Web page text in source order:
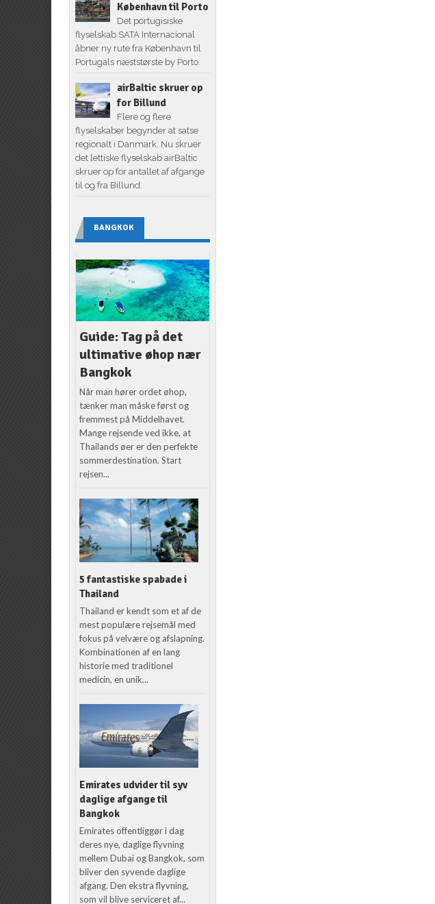
København til Porto
Det portugisiske
flyselskab SATA Internacional
åbner ny rute fra København til
Portugals næststørste by Porto.
airBaltic skruer op
for Billund
Flere og flere
flyselskaber begynder at satse
regionalt i Danmark. Nu skruer
det lettiske flyselskab airBaltic
skruer op for antallet af afgange
til og fra Billund.
BANGKOK
Guide: Tag på det
ultimative øhop nær
Bangkok
Når man hører ordet øhop,
tænker man måske først og
fremmest på Middelhavet.
Mange rejsende ved ikke, at
Thailands øer er den perfekte
sommerdestination. Start
rejsen...
5 fantastiske spabade i
Thailand
Thailand er kendt som et af de
mest populære rejsemål med
fokus på velvære og afslapning.
Kombinationen af en lang
historie med traditionel
medicin, en unik...
Emirates udvider til syv
daglige afgange til
Bangkok
Emirates offentliggør i dag
deres nye, daglige flyvning
mellem Dubai og Bangkok, som
bliver den syvende daglige
afgang. Den ekstra flyvning,
som vil blive serviceret af...